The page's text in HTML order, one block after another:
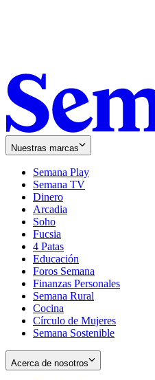
Nuestras marcas
Semana Play
Semana TV
Dinero
Arcadia
Soho
in
new
window
Fucsia
in
new
window
4 Patas
Educación
Foros Semana
Finanzas Personales
Semana Rural
Cocina
Círculo de Mujeres
Semana Sostenible
Acerca de nosotros